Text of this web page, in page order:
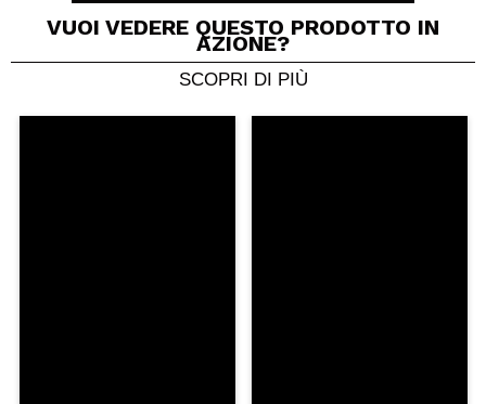
Condividi un video o una foto
Il tuo video potrebbe essere il primo. Immaginalo...
VUOI VEDERE QUESTO PRODOTTO IN
AZIONE?
SCOPRI DI PIÙ